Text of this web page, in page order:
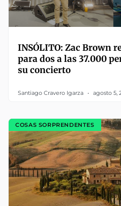
INSÓLITO: Zac Brown
para dos a las 37.000
su concierto
Santiago Cravero Igarza agosto 5,
COSAS SORPRENDENTES